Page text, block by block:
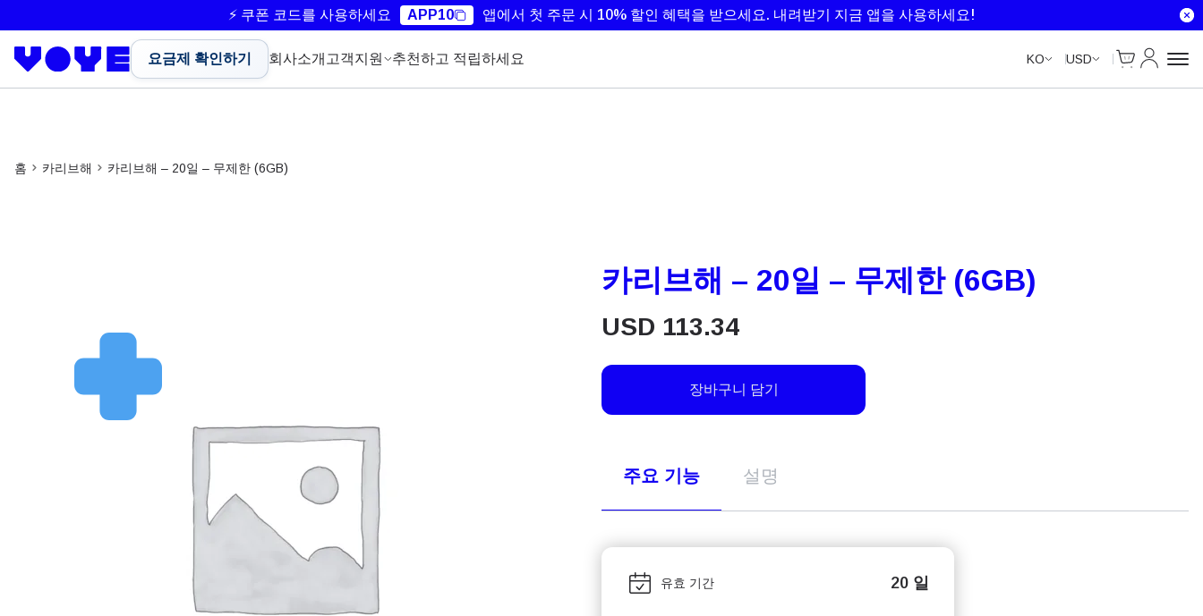
⚡ 쿠폰 코드를 사용하세요 APP10 앱에서 첫 주문 시 10% 할인 혜택을 받으세요. 내려받기 지금 앱을 사용하세요!
요금제 확인하기 회사소개 고객지원 추천하고 적립하세요 KO USD
Cart
내 계정
홈 카리브해 카리브해 – 20일 – 무제한 (6GB)
카리브해 – 20일 – 무제한 (6GB)
USD 113.34
장바구니 담기
주요 기능 설명
유효 기간 20 일